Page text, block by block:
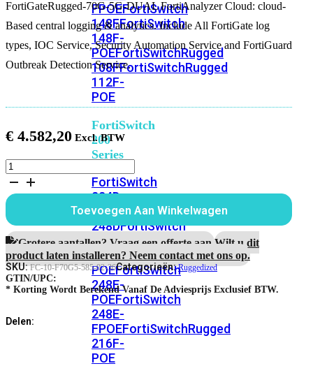
FPOEFortiSwitch
148FFortiSwitch
148F-
POEFortiSwitchRugged
108FFortiSwitchRugged
112F-
POE
FortiSwitch
200
Series
FortiSwitch
224D-
FPOEFortiSwitch
248DFortiSwitch
224EFortiswitch
224E-
POEFortiSwitch
248E-
POEFortiSwitch
248E-
FPOEFortiSwitchRugged
216F-
POE
FortiGateRugged-70G-5G-DUAL FortiAnalyzer Cloud: cloud-
Based central logging & analytics. Include All FortiGate log
types, IOC Service, Security Automation Service and FortiGuard
Outbreak Detection Service.
€ 4.582,20
FortiGateRugged-
70G-
DUAL
3
Jaar
FortiAnalyzer
Cloud
aantal
Toevoegen Aan Winkelwagen
Grotere aantallen? Vraag een offerte aan.Wilt u dit
product laten installeren? Neem contact met ons op.
SKU:FC-10-F70G5-585-02-36Categorieën:Ruggedized
GTIN/UPC:
* Korting Wordt Berekend Vanaf De Adviesprijs Exclusief BTW.
Delen: